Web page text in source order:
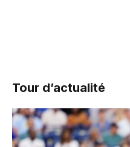
Tour d’actualité